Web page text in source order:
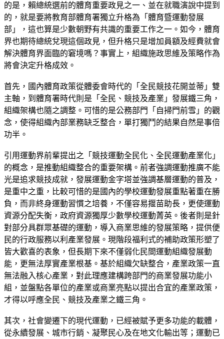
的是，賴總統選前的體育重要政見之一、並在就職演說中提到
的，就是要將教育部體育署獨立升格為「體育暨運動發展
部」，這也算是少數朝野有共識的重要工作之一。如今，體育
界也期待總統兌現這個政見，但升格只是增加員額及經費就會
解決體育界面臨的窘境嗎？事實上，組織施政思維及策略作為
將會決定升格成效。
首先，國內體育政策從體委會時代的「全民競技花開並蒂」雙
主軸，到體育署時代則是「全民、競技及產業」發展鐵三角，
組織架構也隨之調整。可惜的是公務部門「自掃門前雪」的觀
念，使得組織內部業務缺乏整合，單打獨鬥的結果自然是事倍
功半。
引用運動界前輩提出之「競技運動全民化、全民運動產業化」
的概念，是推動組織整合的重要架構。前者強調運動推廣不能
光是追求競技成就，發展運動金字塔並強調基層運動的普及，
是重中之重，比較可惜的是國內的學校運動發展重點著重在勝
負，而非終身運動習慣之培養，不僅容易揠苗助長，更使運動
資源分配失衡，政府資源獨厚少數學校運動菁英。後者則是針
對部分具群眾基礎的運動，導入商業思維的發展策略，提供便
民的行政服務以利產業發展。現階段福利式的補助政策形塑了
皆大歡喜的表象，但長期下來不僅弱化民間運動組織發展動
能，更無法厚實產業根基。基於組織欠缺整合，產業政策一直
無法融入核心產業，對此理應建構跨部門的商業發展功能小
組，並盤點各單位的產業或商業亮點以提出合宜的產業政策，
才得以呼應全民、競技及產業之鐵三角。
其次，社會變遷下的現代運動，已經被賦予更多功能的載體，
從永續發展、城市行銷、凝聚民心及在地文化輸出等；運動已